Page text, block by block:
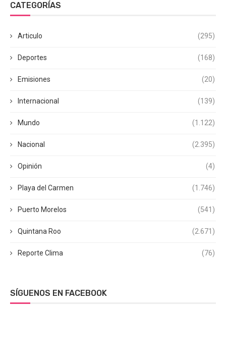
CATEGORÍAS
Articulo (295)
Deportes (168)
Emisiones (20)
Internacional (139)
Mundo (1.122)
Nacional (2.395)
Opinión (4)
Playa del Carmen (1.746)
Puerto Morelos (541)
Quintana Roo (2.671)
Reporte Clima (76)
SÍGUENOS EN FACEBOOK